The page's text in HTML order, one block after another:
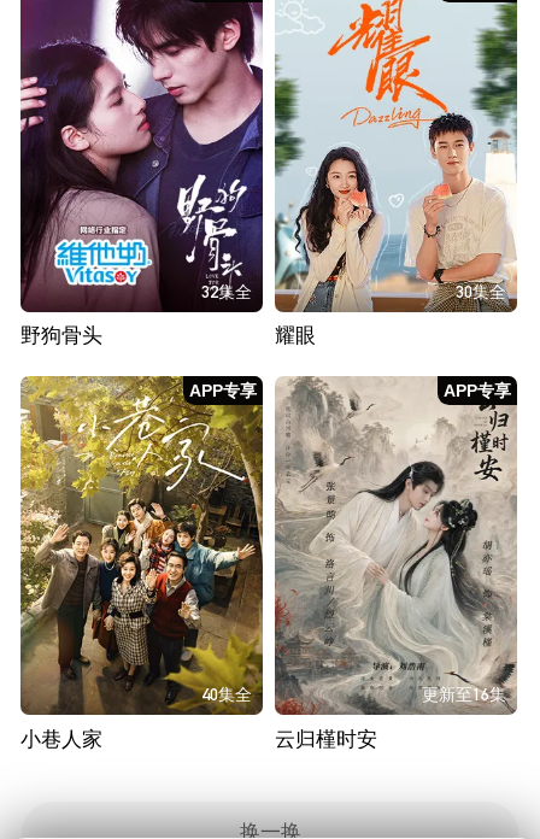
32集全
野狗骨头
30集全
耀眼
APP专享
40集全
小巷人家
APP专享
更新至16集
云归槿时安
换一换